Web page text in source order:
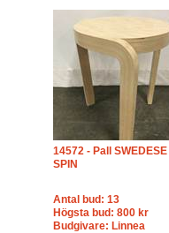
14572 - Pall SWEDESE
SPIN
Antal bud: 13
Högsta bud: 800 kr
Budgivare: Linnea